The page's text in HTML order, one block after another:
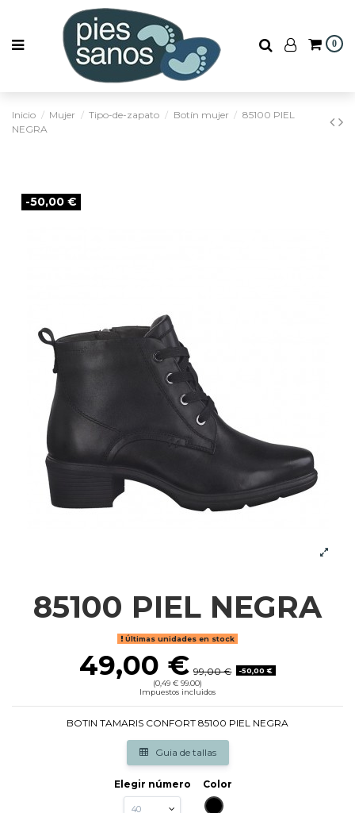
0
Inicio Mujer Tipo-de-zapato Botín mujer
85100 PIEL
NEGRA
-50,00 €
85100 PIEL NEGRA
Últimas unidades en stock
49,00 € 99,00 €
-50,00 €
(0,49 € 99.00)
Impuestos incluidos
BOTIN TAMARIS CONFORT 85100 PIEL NEGRA
Guia de tallas
Elegir número
Color
NEGRO